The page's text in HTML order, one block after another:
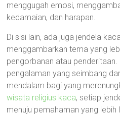
menggugah emosi,
kedamaian, dan harapan.
Di sisi lain, ada juga jendela
menggambarkan tema yang
pengorbanan atau
pengalaman yang seimbang
mendalam bagi yang
wisata religius kaca, setiap
menuju pemahaman yang